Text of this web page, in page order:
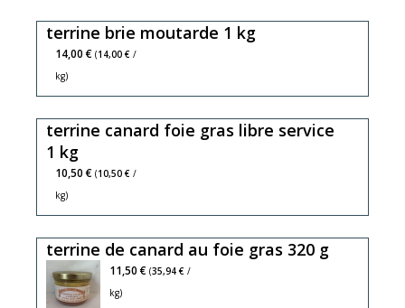
terrine brie moutarde 1 kg
14,00 € (14,00 € /
kg)
terrine canard foie gras libre service
1 kg
10,50 € (10,50 € /
kg)
terrine de canard au foie gras 320 g
11,50 € (35,94 € /
kg)